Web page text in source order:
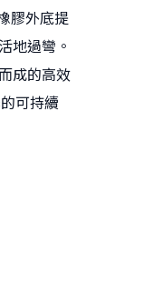
膠外底提
地過彎。
成的高效
可持續